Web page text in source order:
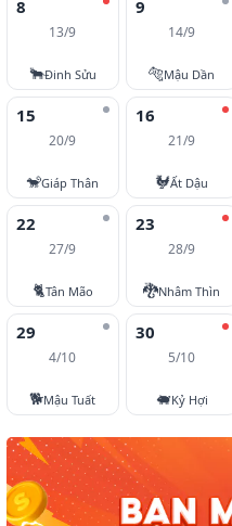
8
13/9
🐂Đinh Sửu
9
14/9
🐅Mậu Dần
15
20/9
🐒Giáp Thân
16
21/9
🐓Ất Dậu
22
27/9
🐈Tân Mão
23
28/9
🐉Nhâm Thìn
29
4/10
🐕Mậu Tuất
30
5/10
🐖Kỷ Hợi